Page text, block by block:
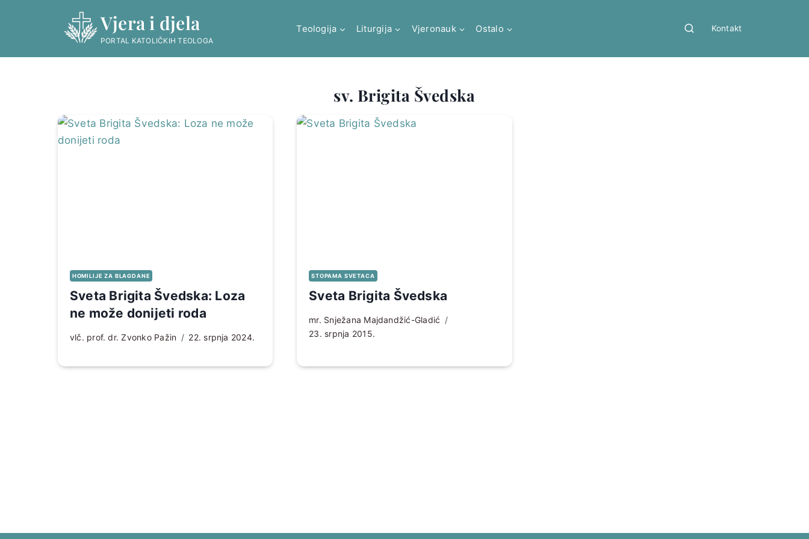
Vjera i djela
PORTAL KATOLIČKIH TEOLOGA
Teologija Liturgija Vjeronauk Ostalo Kontakt
sv. Brigita Švedska
HOMILIJE ZA BLAGDANE
Sveta Brigita Švedska: Loza
ne može donijeti roda
vlč. prof. dr. Zvonko Pažin 22. srpnja 2024.
STOPAMA SVETACA
Sveta Brigita Švedska
mr. Snježana Majdandžić-Gladić
23. srpnja 2015.